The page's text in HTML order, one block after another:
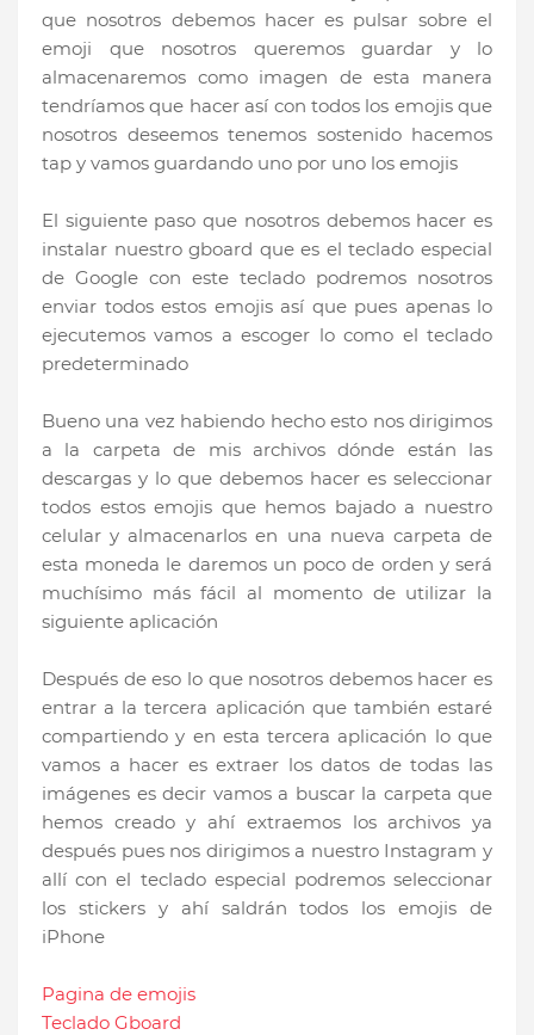
que nosotros debemos hacer es pulsar sobre el
emoji que nosotros queremos guardar y lo
almacenaremos como imagen de esta manera
tendríamos que hacer así con todos los emojis que
nosotros deseemos tenemos sostenido hacemos
tap y vamos guardando uno por uno los emojis
El siguiente paso que nosotros debemos hacer es
instalar nuestro gboard que es el teclado especial
de Google con este teclado podremos nosotros
enviar todos estos emojis así que pues apenas lo
ejecutemos vamos a escoger lo como el teclado
predeterminado
Bueno una vez habiendo hecho esto nos dirigimos
a la carpeta de mis archivos dónde están las
descargas y lo que debemos hacer es seleccionar
todos estos emojis que hemos bajado a nuestro
celular y almacenarlos en una nueva carpeta de
esta moneda le daremos un poco de orden y será
muchísimo más fácil al momento de utilizar la
siguiente aplicación
Después de eso lo que nosotros debemos hacer es
entrar a la tercera aplicación que también estaré
compartiendo y en esta tercera aplicación lo que
vamos a hacer es extraer los datos de todas las
imágenes es decir vamos a buscar la carpeta que
hemos creado y ahí extraemos los archivos ya
después pues nos dirigimos a nuestro Instagram y
allí con el teclado especial podremos seleccionar
los stickers y ahí saldrán todos los emojis de
iPhone
Pagina de emojis
Teclado Gboard